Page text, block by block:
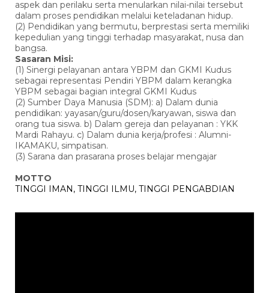
aspek dan perilaku serta menularkan nilai-nilai tersebut
dalam proses pendidikan melalui keteladanan hidup.
(2) Pendidikan yang bermutu, berprestasi serta memiliki
kepedulian yang tinggi terhadap masyarakat, nusa dan
bangsa.
Sasaran Misi:
(1) Sinergi pelayanan antara YBPM dan GKMI Kudus
sebagai representasi Pendiri YBPM dalam kerangka
YBPM sebagai bagian integral GKMI Kudus
(2) Sumber Daya Manusia (SDM): a) Dalam dunia
pendidikan: yayasan/guru/dosen/karyawan, siswa dan
orang tua siswa. b) Dalam gereja dan pelayanan : YKK
Mardi Rahayu. c) Dalam dunia kerja/profesi : Alumni-
IKAMAKU, simpatisan.
(3) Sarana dan prasarana proses belajar mengajar
MOTTO
TINGGI IMAN, TINGGI ILMU, TINGGI PENGABDIAN